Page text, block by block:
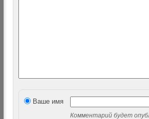
Ваше имя
Комментарий будет